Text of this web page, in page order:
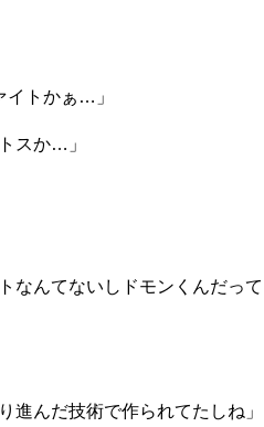
イトかぁ…」
スか…」
なんてないしドモンくんだって
進んだ技術で作られてたしね」